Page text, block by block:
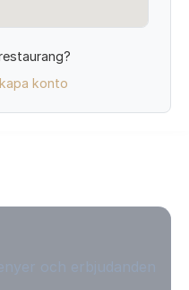
konto